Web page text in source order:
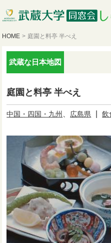
HOME > 庭園と料亭 半べえ
武蔵な日本地図
庭園と料亭 半べえ
中国・四国・九州 広島県 飲